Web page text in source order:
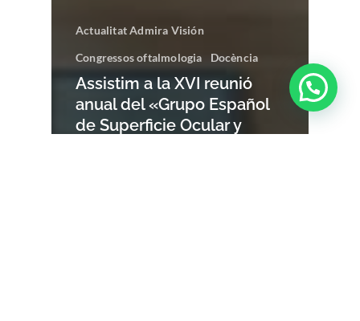
Actualitat Admira Visión
Congressos oftalmologia
Docència
Assistim a la XVI reunió
anual del «Grupo Español
de Superficie Ocular y
¿Tienes alguna duda?